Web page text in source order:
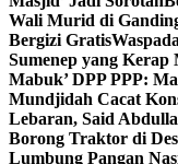
Wali Murid di
Bergizi Gratis
Sumenep yang
Mabuk’ DPP PPP:
Mundjidah Cacat
Lebaran, Said
Borong Traktor di
Lumbung Pangan